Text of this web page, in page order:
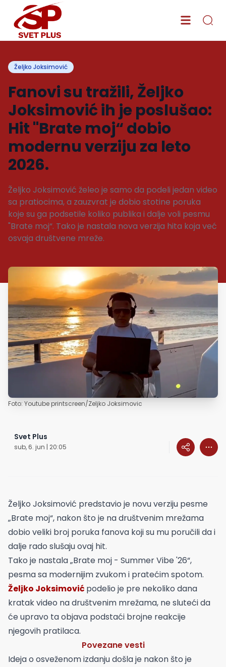
Željko Joksimović
Fanovi su tražili, Željko
Joksimović ih je poslušao:
Hit "Brate moj“ dobio
modernu verziju za leto
2026.
Željko Joksimović želeo je samo da podeli jedan video
sa pratiocima, a zauzvrat je dobio stotine poruka
koje su ga podsetile koliko publika i dalje voli pesmu
"Brate moj“. Tako je nastala nova verzija hita koja već
osvaja društvene mreže.
Foto: Youtube printscreen/Zeljko Joksimovic
Svet Plus
sub, 6. jun | 20:05
Željko Joksimović predstavio je novu verziju pesme
„Brate moj“, nakon što je na društvenim mrežama
dobio veliki broj poruka fanova koji su mu poručili da i
dalje rado slušaju ovaj hit.
Tako je nastala „Brate moj - Summer Vibe '26“,
pesma sa modernijim zvukom i pratećim spotom.
Željko Joksimović podelio je pre nekoliko dana
kratak video na društvenim mrežama, ne sluteći da
će upravo ta objava podstaći brojne reakcije
njegovih pratilaca.
Povezane vesti
Ideja o osveženom izdanju došla je nakon što je